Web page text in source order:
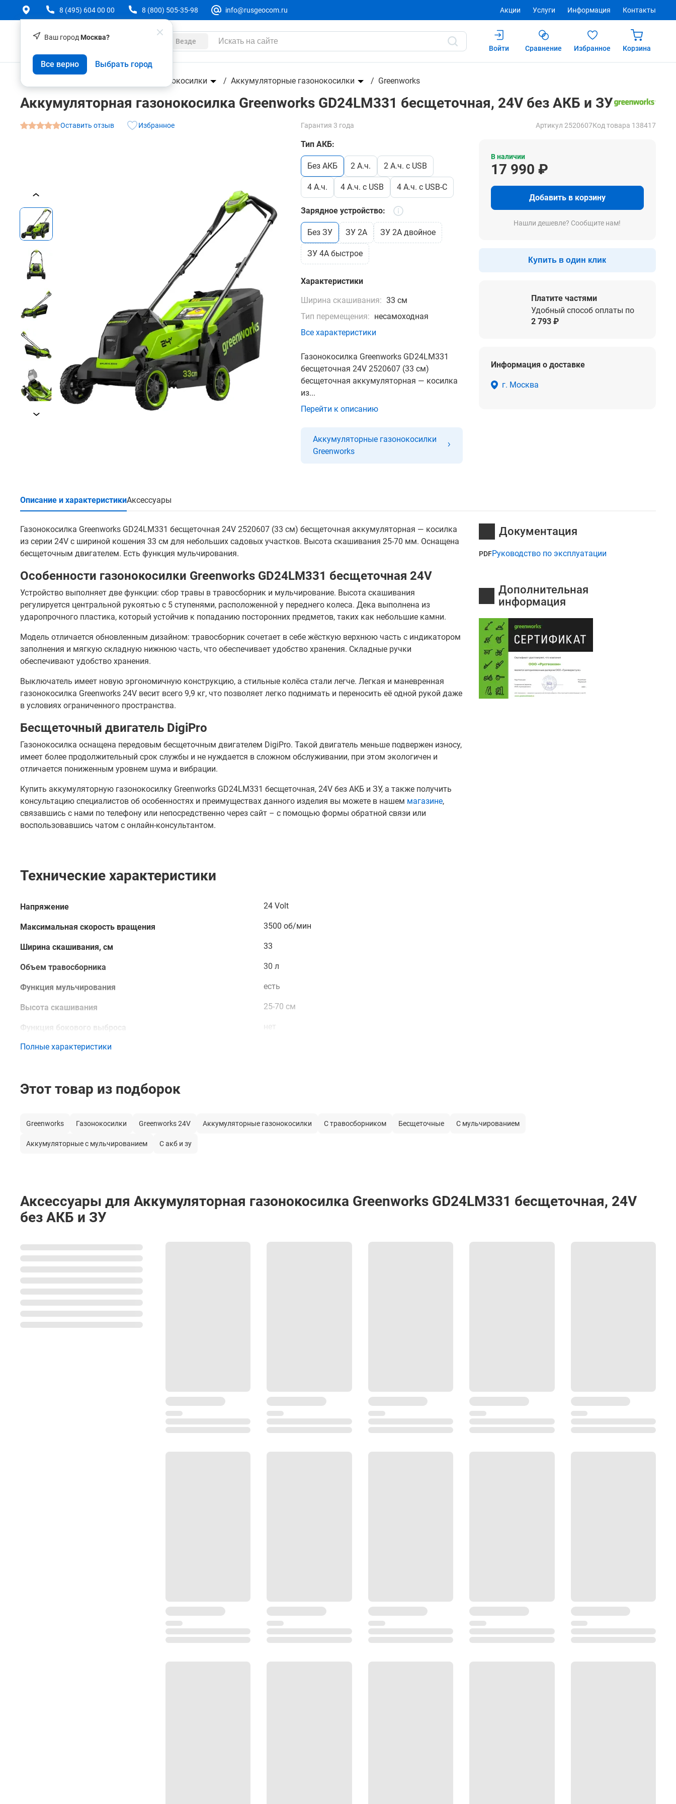
Ваш город Москва?
Все верно Выбрать город
8 (495) 604 00 00 8 (800) 505-35-98 info@rusgeocom.ru Акции Услуги Информация Контакты
Везде
Войти
Сравнение Избранное Корзина
Техника Газонокосилки Аккумуляторные газонокосилки Greenworks
Аккумуляторная газонокосилка Greenworks GD24LM331 бесщеточная, 24V без АКБ и ЗУ
Оставить отзыв Избранное Гарантия 3 года Артикул 2520607Код товара 138417
Тип АКБ:
без АКБ 2 А.ч. 2 А.ч. с USB
4 А.ч. 4 А.ч. с USB 4 А.ч. с USB-C
Зарядное устройство:
Без ЗУ ЗУ 2А ЗУ 2А двойное
ЗУ 4А быстрое
Характеристики
Ширина скашивания: 33 см
Тип перемещения: несамоходная
Все характеристики
Газонокосилка Greenworks GD24LM331
бесщеточная 24V 2520607 (33 см)
бесщеточная аккумуляторная — косилка
из...
Перейти к описанию
Аккумуляторные газонокосилки
Greenworks
В наличии
17 990 ₽
Добавить в корзину
Нашли дешевле? Сообщите нам!
Купить в один клик
Платите частями
Удобный способ оплаты по
2 793 ₽
Информация о доставке
г. Москва
Описание и характеристикиАксессуары
Аккумуляторная газонокосилка Greenworks GD24LM331 бесщеточная, 24V без АКБ и ЗУ
О товаре ХарактеристикиАксессуары
Газонокосилка Greenworks GD24LM331 бесщеточная 24V 2520607 (33 см) бесщеточная аккумуляторная — косилка
из серии 24V с шириной кошения 33 см для небольших садовых участков. Высота скашивания 25-70 мм. Оснащена
бесщеточным двигателем. Есть функция мульчирования.
Особенности газонокосилки Greenworks GD24LM331 бесщеточная 24V
Устройство выполняет две функции: сбор травы в травосборник и мульчирование. Высота скашивания
регулируется центральной рукоятью с 5 ступенями, расположенной у переднего колеса. Дека выполнена из
ударопрочного пластика, который устойчив к попаданию посторонних предметов, таких как небольшие камни.
Модель отличается обновленным дизайном: травосборник сочетает в себе жёсткую верхнюю часть с индикатором
заполнения и мягкую складную нижнюю часть, что обеспечивает удобство хранения. Складные ручки
обеспечивают удобство хранения.
Выключатель имеет новую эргономичную конструкцию, а стильные колёса стали легче. Легкая и маневренная
газонокосилка Greenworks 24V весит всего 9,9 кг, что позволяет легко поднимать и переносить её одной рукой даже
в условиях ограниченного пространства.
Бесщеточный двигатель DigiPro
Газонокосилка оснащена передовым бесщеточным двигателем DigiPro. Такой двигатель меньше подвержен износу,
имеет более продолжительный срок службы и не нуждается в сложном обслуживании, при этом экологичен и
отличается пониженным уровнем шума и вибрации.
Купить аккумуляторную газонокосилку Greenworks GD24LM331 бесщеточная, 24V без АКБ и ЗУ, а также получить
консультацию специалистов об особенностях и преимуществах данного изделия вы можете в нашем магазине,
связавшись с нами по телефону или непосредственно через сайт – с помощью формы обратной связи или
воспользовавшись чатом с онлайн-консультантом.
Технические характеристики
Напряжение 24 Volt
Максимальная скорость вращения 3500 об/мин
Ширина скашивания, см 33
Объем травосборника 30 л
Функция мульчирования есть
Высота скашивания 25-70 см
Функция бокового выброса нет
Самоходная функция
Складная ручка
Количество ножей 1
Вес
Полные характеристики
Документация
PDFРуководство по эксплуатации
Дополнительная
информация
Этот товар из подборок
Greenworks Газонокосилки Greenworks 24V Аккумуляторные газонокосилки С травосборником Бесщеточные С мульчированием
Аккумуляторные с мульчированием С акб и зу
Аксессуары для Аккумуляторная газонокосилка Greenworks GD24LM331 бесщеточная, 24V
без АКБ и ЗУ